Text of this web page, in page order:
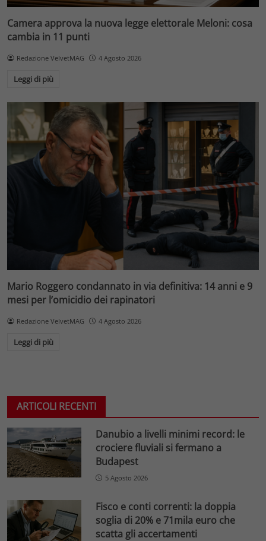
Camera approva la nuova legge elettorale Meloni: cosa
cambia in 11 punti
Redazione VelvetMAG 4 Agosto 2026
Leggi di più
Mario Roggero condannato in via definitiva: 14 anni e 9
mesi per l’omicidio dei rapinatori
Redazione VelvetMAG 4 Agosto 2026
Leggi di più
ARTICOLI RECENTI
Danubio a livelli minimi record: le
crociere fluviali si fermano a
Budapest
5 Agosto 2026
Fisco e conti correnti: la doppia
soglia di 20% e 71mila euro che
scatta gli accertamenti